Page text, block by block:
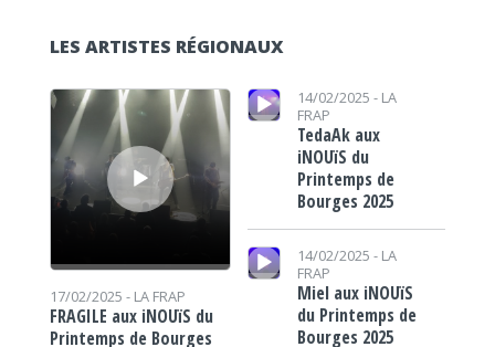
LES ARTISTES RÉGIONAUX
Lecteur audio
17/02/2025 - LA FRAP
FRAGILE aux iNOUïS du
Printemps de Bourges
Lecteur audio 14/02/2025 - LA
FRAP
TedaAk aux
iNOUïS du
Printemps de
Bourges 2025
Lecteur audio
14/02/2025 - LA
FRAP
Miel aux iNOUïS
du Printemps de
Bourges 2025